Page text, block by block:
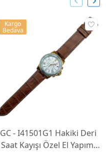
GC - I41501G1 Hakiki Deri
Saat Kayışı Özel El Yapımı
Kargo
Bedava